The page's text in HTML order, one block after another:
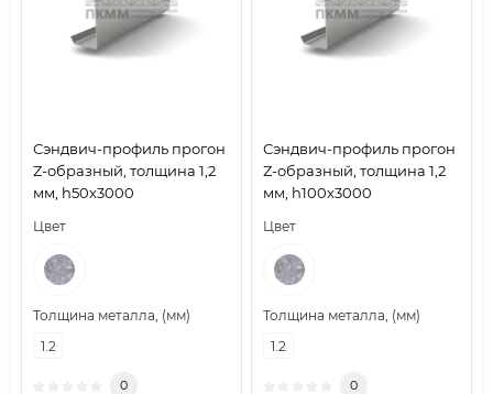
Сэндвич-профиль прогон
Z-образный, толщина 1,2
мм, h50х3000
Цвет
Толщина металла, (мм)
1.2
0
Сэндвич-профиль прогон
Z-образный, толщина 1,2
мм, h100х3000
Цвет
Толщина металла, (мм)
1.2
0